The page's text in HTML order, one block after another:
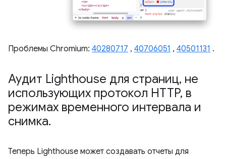
Проблемы Chromium: 40280717 , 40706051 , 40501131 .
Аудит Lighthouse для страниц, не
использующих протокол HTTP, в
режимах временного интервала и
снимка.
Теперь Lighthouse может создавать отчеты для